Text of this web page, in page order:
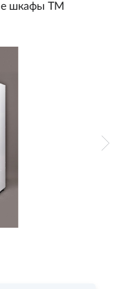
шкафы ТМ